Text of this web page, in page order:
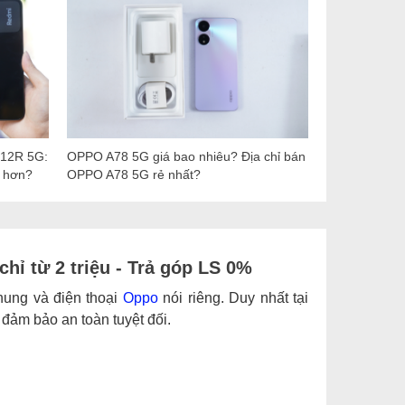
5G:
hơn?
OPPO A78 5G giá bao nhiêu? Địa chỉ bán
OPPO A78 5G rẻ nhất?
từ 2 triệu - Trả góp LS 0%
và điện thoại Opponói riêng. Duy nhất tại
bảo an toàn tuyệt đối.